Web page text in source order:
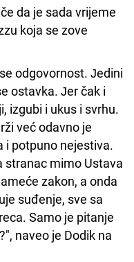
da je sada vrijeme
koja se zove
odgovornost. Јedini
ostavka. Јer čak i
izgubi i ukus i svrhu.
već odavno je
i potpuno nejestiva.
stranac mimo Ustava
zakon, a onda
suđenje, sve sa
Samo je pitanje
naveo je Dodik na